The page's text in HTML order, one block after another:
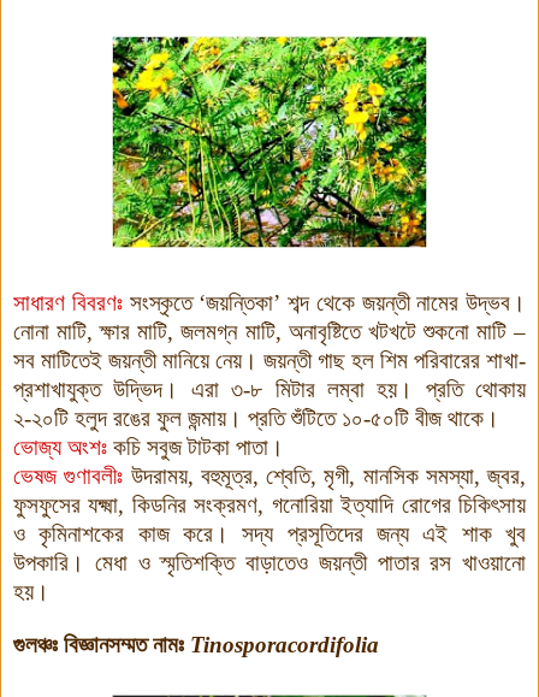
সাধারণ বিবরণঃ সংস্কৃতে ‘জয়ন্তিকা’ শব্দ থেকে জয়ন্তী নামের উদ্ভব।
নোনা মাটি, ক্ষার মাটি, জলমগ্ন মাটি, অনাবৃষ্টিতে খটখটে শুকনো মাটি –
সব মাটিতেই জয়ন্তী মানিয়ে নেয়। জয়ন্তী গাছ হল শিম পরিবারের শাখা-
প্রশাখাযুক্ত উদ্ভিদ। এরা ৩-৮ মিটার লম্বা হয়। প্রতি থোকায়
২-২০টি হলুদ রঙের ফুল জন্মায়। প্রতি শুঁটিতে ১০-৫০টি বীজ থাকে।
ভোজ্য অংশঃ কচি সবুজ টাটকা পাতা ।
ভেষজ গুণাবলীঃ উদরাময়, বহুমূত্র, শ্বেতি, মৃগী, মানসিক সমস্যা, জ্বর,
ফুসফুসের যক্ষ্মা, কিডনির সংক্রমণ, গনোরিয়া ইত্যাদি রোগের চিকিৎসায়
ও কৃমিনাশকের কাজ করে। সদ্য প্রসূতিদের জন্য এই শাক খুব
উপকারি। মেধা ও স্মৃতিশক্তি বাড়াতেও জয়ন্তী পাতার রস খাওয়ানো
হয়।
গুলঞ্চঃ বিজ্ঞানসম্মত নামঃ Tinosporacordifolia